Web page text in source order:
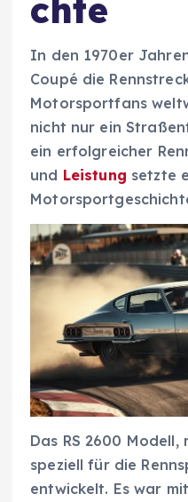
chte
In den 1970er
Coupé die
Motorsportfans
nicht nur ein
ein erfolgreicher
und Leistung setzte
Das RS 2600 Modell,
speziell für die
entwickelt. Es war